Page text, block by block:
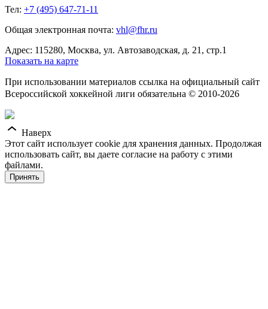
Тел: +7 (495) 647-71-11
Общая электронная почта: vhl@fhr.ru
Адрес: 115280, Москва, ул. Автозаводская, д. 21, стр.1
Показать на карте
При использовании материалов ссылка на официальный сайт
Всероссийской хоккейной лиги обязательна © 2010-2026
Наверх
Этот сайт использует cookie для хранения данных. Продолжая
использовать сайт, вы даете согласие на работу с этими
файлами.
Принять